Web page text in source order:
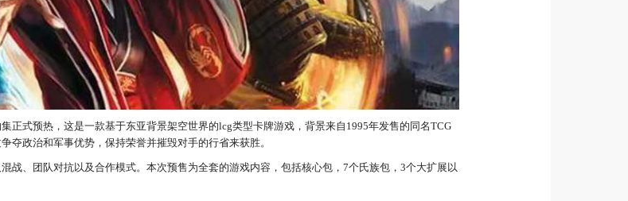
正式预热，这是一款基于东亚背景架空世界的lcg类型卡牌游戏，背景来自1995年发售的同名TCG
夺政治和军事优势，保持荣誉并摧毁对手的行省来获胜。
战、团队对抗以及合作模式。本次预售为全套的游戏内容，包括核心包，7个氏族包，3个大扩展以